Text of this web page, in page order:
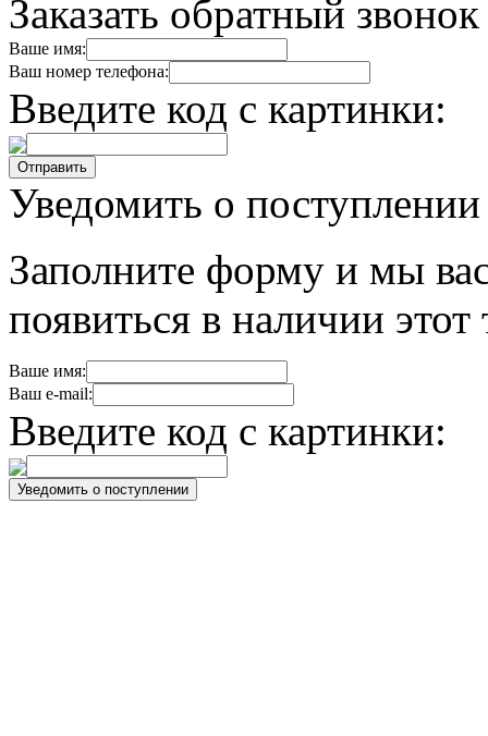
Заказать обратный звонок
Ваше имя:
Ваш номер телефона:
Введите код с картинки:
Уведомить о поступлении
Заполните форму и мы
появиться в наличии этот
Ваше имя:
Ваш e-mail:
Введите код с картинки: